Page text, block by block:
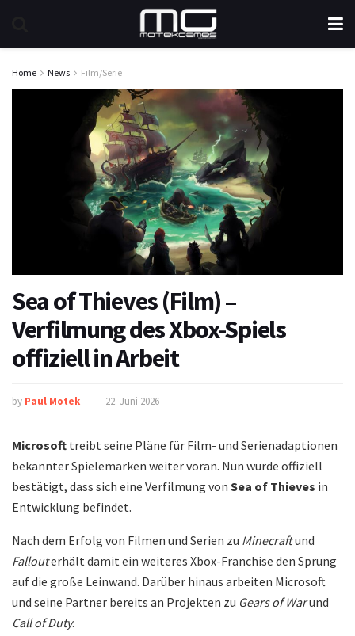
Home News Film/Serie
Sea of Thieves (Film) –
Verfilmung des Xbox-Spiels
offiziell in Arbeit
by Paul Motek 22. Juni 2026
Microsoft treibt seine Pläne für Film- und Serienadaptionen
bekannter Spielemarken weiter voran. Nun wurde offiziell
bestätigt, dass sich eine Verfilmung von Sea of Thieves in
Entwicklung befindet.
Nach dem Erfolg von Filmen und Serien zu Minecraftund
Fallouterhält damit ein weiteres Xbox-Franchise den Sprung
auf die große Leinwand. Darüber hinaus arbeiten Microsoft
und seine Partner bereits an Projekten zu Gears of Warund
Call of Duty.